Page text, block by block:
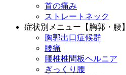
首の痛み
ストレートネック
症状別メニュー【胸郭・腰】
胸郭出口症候群
腰痛
腰椎椎間板ヘルニア
ぎっくり腰